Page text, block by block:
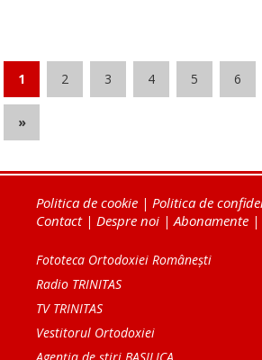
1 2 3 4 5 6
»
Politica de cookie | Politica de
Contact| Despre noi |Abonamente |
Fototeca Ortodoxiei Românești
Radio TRINITAS
TV TRINITAS
Vestitorul Ortodoxiei